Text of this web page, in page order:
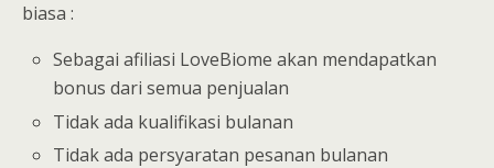
biasa :
Sebagai afiliasi LoveBiome akan mendapatkan
bonus dari semua penjualan
Tidak ada kualifikasi bulanan
Tidak ada persyaratan pesanan bulanan